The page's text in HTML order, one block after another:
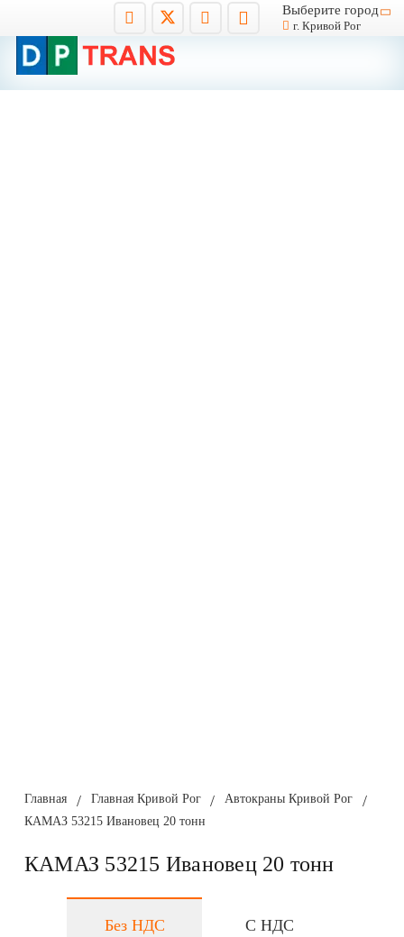
Выберите город
г. Кривой Рог
Главная / Главная Кривой Рог / Автокраны Кривой Рог /
КАМАЗ 53215 Ивановец 20 тонн
КАМАЗ 53215 Ивановец 20 тонн
Без НДС С НДС